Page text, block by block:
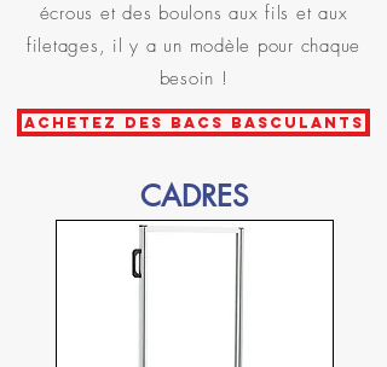
ACHETEZ DES BACS BASCULANTS
CADRES
écrous et des boulons aux fils et aux
filetages, il y a un modèle pour chaque
besoin !